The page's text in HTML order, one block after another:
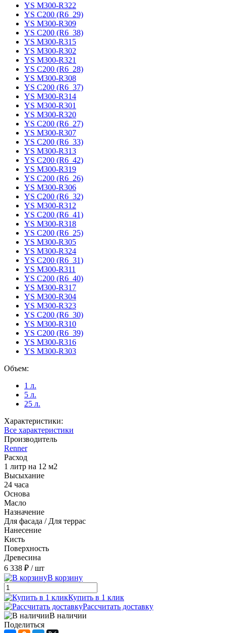
YS M300-R322
YS C200 (R6_29)
YS M300-R309
YS C200 (R6_38)
YS M300-R315
YS M300-R302
YS M300-R321
YS C200 (R6_28)
YS M300-R308
YS C200 (R6_37)
YS M300-R314
YS M300-R301
YS M300-R320
YS C200 (R6_27)
YS M300-R307
YS C200 (R6_33)
YS M300-R313
YS C200 (R6_42)
YS M300-R319
YS C200 (R6_26)
YS M300-R306
YS C200 (R6_32)
YS M300-R312
YS C200 (R6_41)
YS M300-R318
YS C200 (R6_25)
YS M300-R305
YS M300-R324
YS C200 (R6_31)
YS M300-R311
YS C200 (R6_40)
YS M300-R317
YS M300-R304
YS M300-R323
YS C200 (R6_30)
YS M300-R310
YS C200 (R6_39)
YS M300-R316
YS M300-R303
Объем:
1 л.
5 л.
25 л.
Характеристики:
Все характеристики
Производитель
Renner
Расход
1 литр на 12 м2
Высыхание
24 часа
Основа
Масло
Назначение
Для фасада / Для террас
Нанесение
Кисть
Поверхность
Древесина
6 338 ₽ / шт
В корзину
Купить в 1 клик
Рассчитать доставку
В наличии
Поделиться